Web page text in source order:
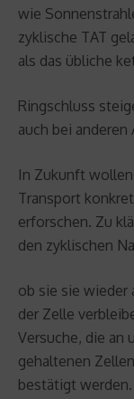
wie
zyklische TAT
als das übliche
Ringschluss
auch bei anderen
In Zukunft
Transport
erforschen. Zu
den zyklischen
ob sie sie wieder
der Zelle
Versuche, die an
gehaltenen
bestätigt werden.